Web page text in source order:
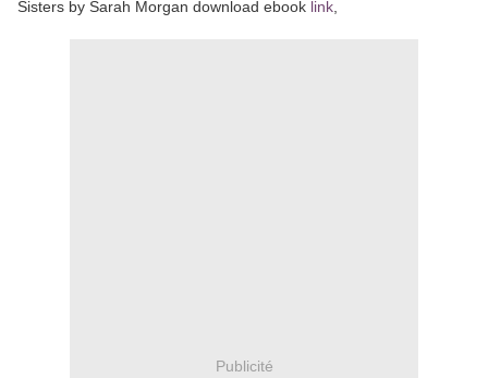
Sisters by Sarah Morgan download ebook link,
Publicité